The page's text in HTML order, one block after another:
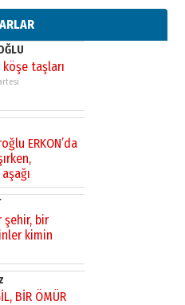
köşe taşları
ERKON’da
bir
kimin
BİR ÖMÜR